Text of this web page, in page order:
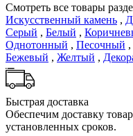
Смотреть все товары
Искусственный камень ,
Серый , Белый ,
Однотонный , Песочный ,
Бежевый , Желтый ,
Быстрая доставка
Обеспечим доставку
установленных сроков.